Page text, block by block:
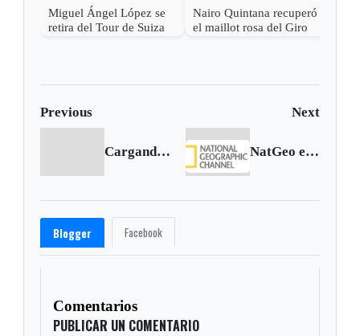
Miguel Ángel López se
retira del Tour de Suiza
Nairo Quintana recuperó
el maillot rosa del Giro
Previous Next
Cargando anterior... NatGeo estrena “Masonería: rituales secretos”
Blogger Facebook
Comentarios
PUBLICAR UN COMENTARIO